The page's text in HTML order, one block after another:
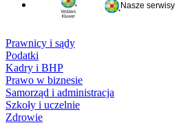
Nasze serwisy
Prawnicy i sądy
Podatki
Kadry i BHP
Prawo w biznesie
Samorząd i administracja
Szkoły i uczelnie
Zdrowie